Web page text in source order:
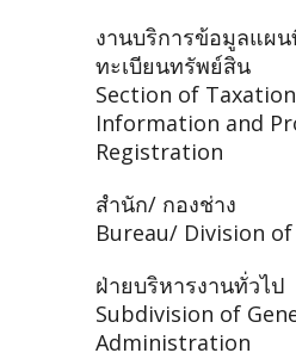
งานบริการข้อมูลแผ
ทะเบียนทรัพย์สิน
Section of
Information and
Registration
สำนัก/ กองช่าง
Bureau/ Division
ฝ่ายบริหารงานทั่วไป
Subdivision of
Administration